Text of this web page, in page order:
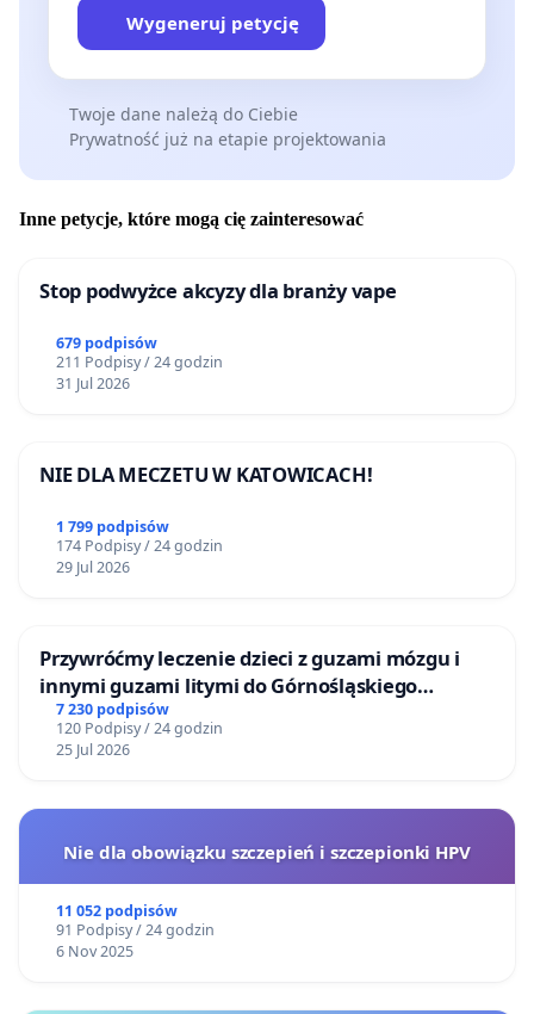
Wygeneruj petycję
Twoje dane należą do Ciebie
Prywatność już na etapie projektowania
Inne petycje, które mogą cię zainteresować
Stop podwyżce akcyzy dla branży vape
679 podpisów
211 Podpisy / 24 godzin
31 Jul 2026
NIE DLA MECZETU W KATOWICACH!
1 799 podpisów
174 Podpisy / 24 godzin
29 Jul 2026
Przywróćmy leczenie dzieci z guzami mózgu i
innymi guzami litymi do Górnośląskiego
Centrum Zdrowia Dziecka w Katowicach
7 230 podpisów
120 Podpisy / 24 godzin
25 Jul 2026
Nie dla obowiązku szczepień i szczepionki HPV
11 052 podpisów
91 Podpisy / 24 godzin
6 Nov 2025